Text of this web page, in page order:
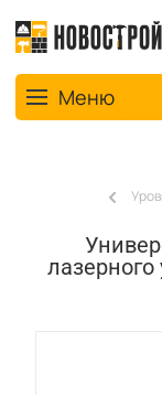
ToggleМеню
лазерного